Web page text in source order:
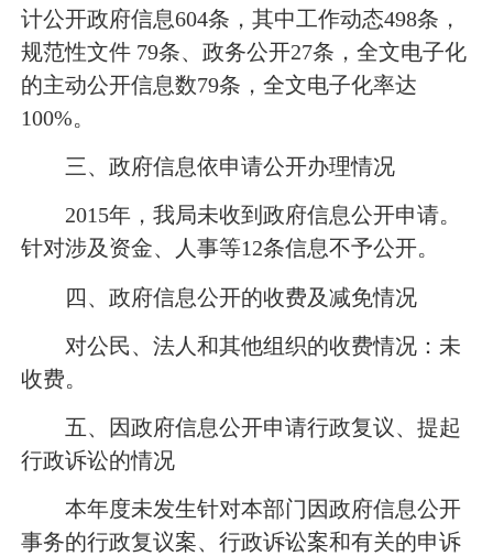
计公开政府信息604条，其中工作动态498条，
规范性文件 79条、政务公开27条，全文电子化
的主动公开信息数79条，全文电子化率达
100%。
三、政府信息依申请公开办理情况
2015年，我局未收到政府信息公开申请。
针对涉及资金、人事等12条信息不予公开。
四、政府信息公开的收费及减免情况
对公民、法人和其他组织的收费情况：未
收费。
五、因政府信息公开申请行政复议、提起
行政诉讼的情况
本年度未发生针对本部门因政府信息公开
事务的行政复议案、行政诉讼案和有关的申诉